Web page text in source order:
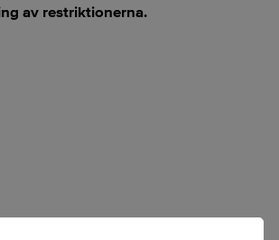
av restriktionerna.